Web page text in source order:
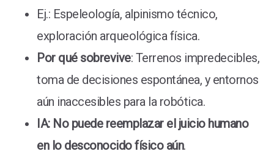
Ej.: Espeleología, alpinismo técnico,
exploración arqueológica física.
Por qué sobrevive: Terrenos impredecibles,
toma de decisiones espontánea, y entornos
aún inaccesibles para la robótica.
IA: No puede reemplazar el juicio humano
en lo desconocido físico aún.